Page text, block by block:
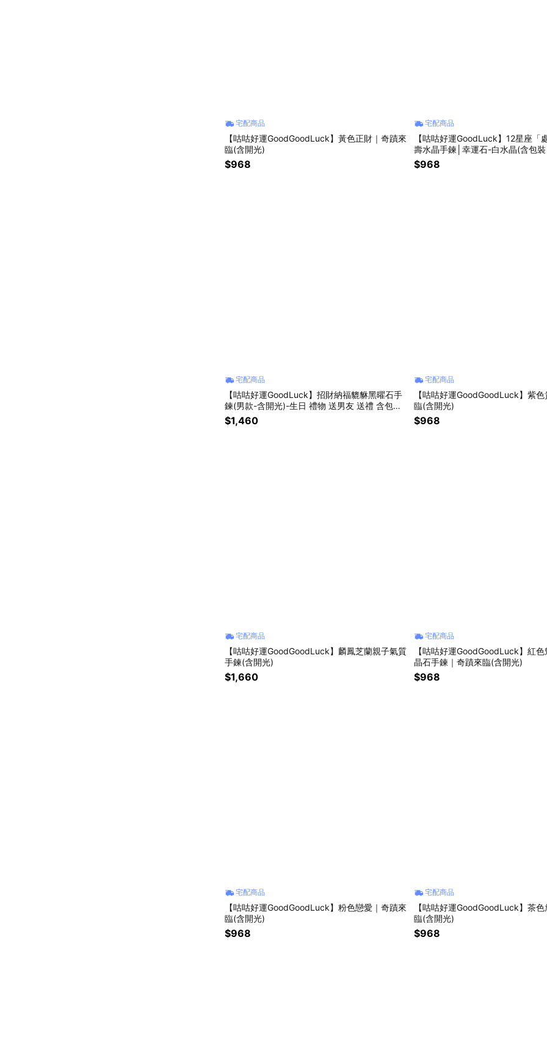
宅配商品
【咕咕好運GoodGoodLuck】黃色正財｜奇蹟來
臨(含開光)
$968
宅配商品
【咕咕好運GoodLuck】12星座「
壽水晶手鍊│幸運石-白水晶(含包裝
運 招財 送禮 飾品 推薦 保平安 療癒
$968
宅配商品
【咕咕好運GoodLuck】招財納福貔貅黑曜石手
鍊(男款-含開光)-生日 禮物 送男友 送禮 含包裝
飾品 推薦 療癒水晶 防小人
$1,460
宅配商品
【咕咕好運GoodGoodLuck】紫
臨(含開光)
$968
宅配商品
【咕咕好運GoodGoodLuck】麟鳳芝蘭親子氣質
手鍊(含開光)
$1,660
宅配商品
【咕咕好運GoodGoodLuck】紅
晶石手鍊｜奇蹟來臨(含開光)
$968
宅配商品
【咕咕好運GoodGoodLuck】粉色戀愛｜奇蹟來
臨(含開光)
$968
宅配商品
【咕咕好運GoodGoodLuck】茶
臨(含開光)
$968